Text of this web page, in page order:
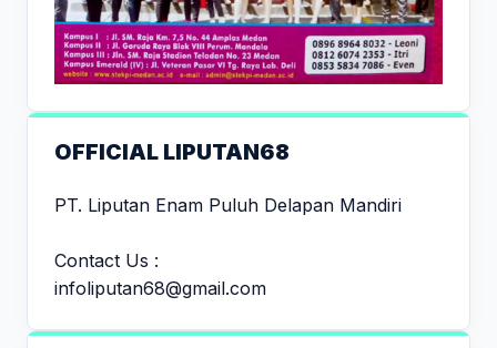
OFFICIAL LIPUTAN68
PT. Liputan Enam Puluh Delapan Mandiri
Contact Us :
infoliputan68@gmail.com